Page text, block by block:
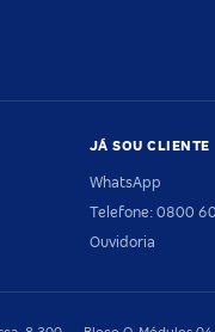
JÁ SOU CLIENTE
WhatsApp
Telefone: 0800
Ouvidoria